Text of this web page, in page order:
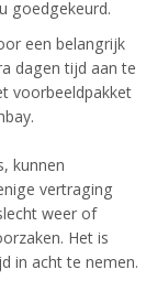
goedgekeurd.
een belangrijk
dagen tijd aan te
voorbeeldpakket
kunnen
vertraging
weer of
Het is
in acht te nemen.